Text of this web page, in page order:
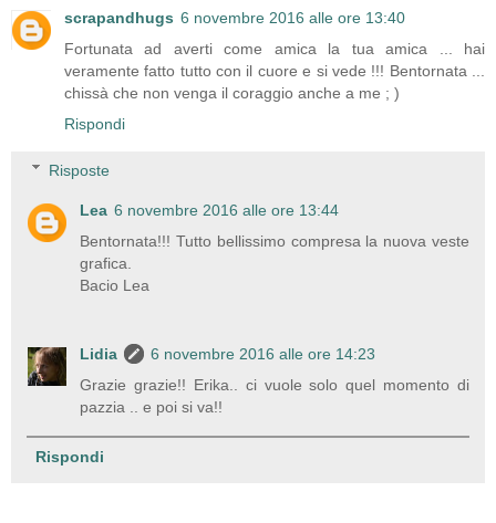
scrapandhugs 6 novembre 2016 alle ore 13:40
Fortunata ad averti come amica la tua amica ... hai
veramente fatto tutto con il cuore e si vede !!! Bentornata ...
chissà che non venga il coraggio anche a me ; )
Rispondi
Risposte
Lea 6 novembre 2016 alle ore 13:44
Bentornata!!! Tutto bellissimo compresa la nuova veste
grafica.
Bacio Lea
Lidia
6 novembre 2016 alle ore 14:23
Grazie grazie!! Erika.. ci vuole solo quel momento di
pazzia .. e poi si va!!
Rispondi